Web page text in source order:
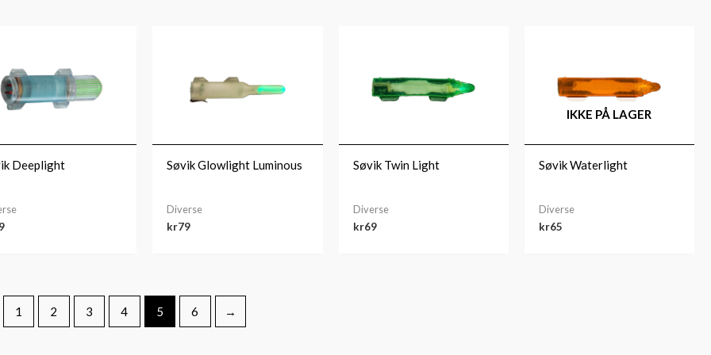
Deeplight Søvik Glowlight Luminous
Diverse
kr79
Søvik Twin Light
Diverse
kr69
IKKE PÅ LAGER
Søvik Waterlight
Diverse
kr65
1 2 3 4 5 6 →